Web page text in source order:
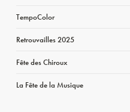
TempoColor
Retrouvailles 2025
Fête des Chiroux
La Fête de la Musique